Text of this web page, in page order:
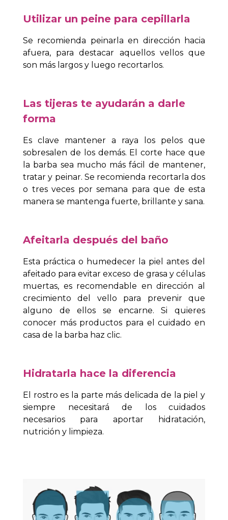
Utilizar un peine para cepillarla
Se recomienda peinarla en dirección hacia
afuera, para destacar aquellos vellos que
son más largos y luego recortarlos.
Las tijeras te ayudarán a darle
forma
Es clave mantener a raya los pelos que
sobresalen de los demás. El corte hace que
la barba sea mucho más fácil de mantener,
tratar y peinar. Se recomienda recortarla dos
o tres veces por semana para que de esta
manera se mantenga fuerte, brillante y sana.
Afeitarla después del baño
Esta práctica o humedecer la piel antes del
afeitado para evitar exceso de grasa y células
muertas, es recomendable en dirección al
crecimiento del vello para prevenir que
alguno de ellos se encarne.Si quieres
conocer más productos para el cuidado en
casa de la barba haz clic.
Hidratarla hace la diferencia
El rostro es la parte más delicada de la piel y
siempre necesitará de los cuidados
necesarios para aportar hidratación,
nutrición y limpieza.